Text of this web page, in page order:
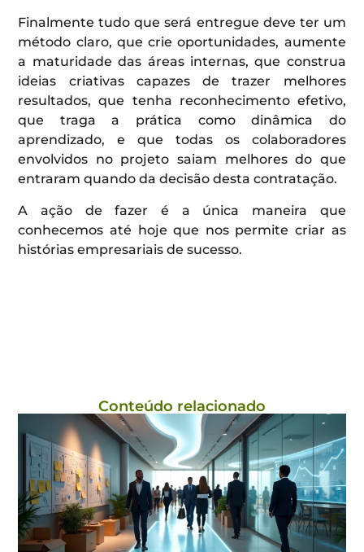
Finalmente tudo que será entregue deve ter um
método claro, que crie oportunidades, aumente
a maturidade das áreas internas, que construa
ideias criativas capazes de trazer melhores
resultados, que tenha reconhecimento efetivo,
que traga a prática como dinâmica do
aprendizado, e que todas os colaboradores
envolvidos no projeto saiam melhores do que
entraram quando da decisão desta contratação.
A ação de fazer é a única maneira que
conhecemos até hoje que nos permite criar as
histórias empresariais de sucesso.
Conteúdo relacionado